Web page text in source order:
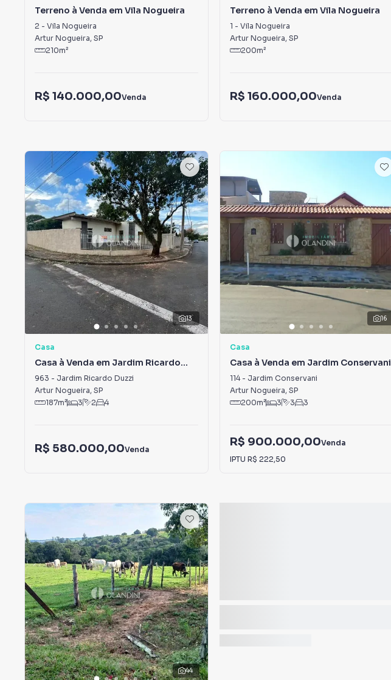
Terreno à Venda em Vila Nogueira
2 - Vila Nogueira
Artur Nogueira, SP
210m²
R$ 140.000,00Venda
Terreno à Venda em Vila Nogueira
1 - Vila Nogueira
Artur Nogueira, SP
200m²
R$ 160.000,00Venda
13
Casa
Casa à Venda em Jardim Ricardo
Duzzi
963 - Jardim Ricardo Duzzi
Artur Nogueira, SP
187m² 3 2 4
R$ 580.000,00Venda
16
Casa
Casa à Venda em Jardim Conservani
114- Jardim Conservani
Artur Nogueira, SP
200m² 3 3 3
R$ 900.000,00Venda
IPTU R$ 222,50
44